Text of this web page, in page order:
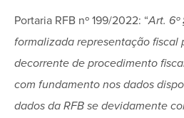
Portaria RFB nº 199/2022: “Art. 6º
formalizada representação fiscal
decorrente de procedimento
com fundamento nos dados
dados da RFB se devidamente